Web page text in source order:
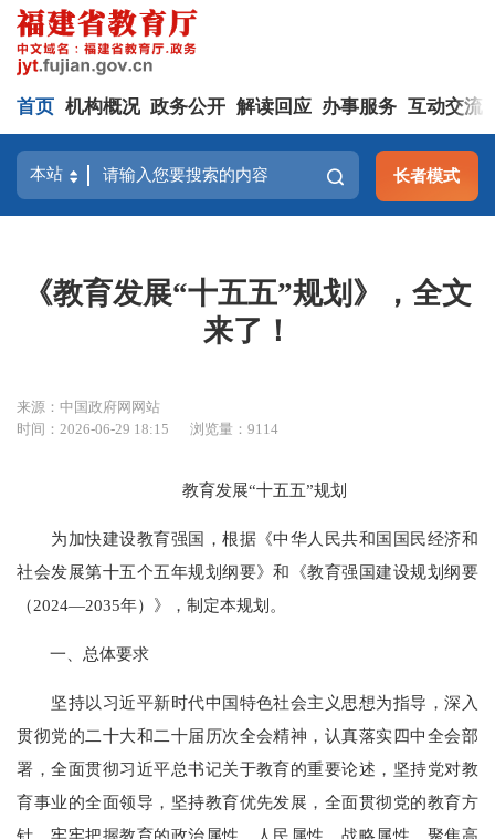
首页 机构概况 政务公开 解读回应 办事服务 互动交流
长者模式
《教育发展“十五五”规划》，全文
来了！
来源：中国政府网网站
时间：2026-06-29 18:15
浏览量：9114
教育发展“十五五”规划
为加快建设教育强国，根据《中华人民共和国国民经济和
社会发展第十五个五年规划纲要》和《教育强国建设规划纲要
（2024—2035年）》，制定本规划。
一、总体要求
坚持以习近平新时代中国特色社会主义思想为指导，深入
贯彻党的二十大和二十届历次全会精神，认真落实四中全会部
署，全面贯彻习近平总书记关于教育的重要论述，坚持党对教
育事业的全面领导，坚持教育优先发展，全面贯彻党的教育方